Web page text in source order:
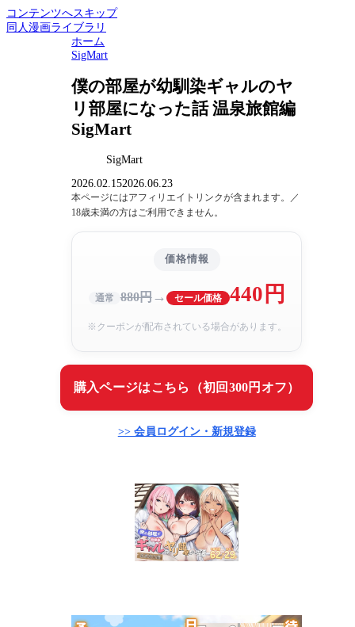
コンテンツへスキップ
同人漫画ライブラリ
ホーム
SigMart
僕の部屋が幼馴染ギャルのヤ
リ部屋になった話 温泉旅館編
SigMart
SigMart
2026.02.152026.06.23
本ページにはアフィリエイトリンクが含まれます。／
18歳未満の方はご利用できません。
価格情報
通常 880円→ セール価格 440円
※クーポンが配布されている場合があります。
購入ページはこちら（初回300円オフ）
>> 会員ログイン・新規登録